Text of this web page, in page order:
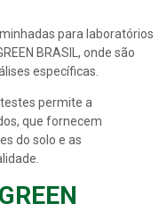
para laboratórios
BRASIL, onde são
específicas.
permite a
que fornecem
do solo e as